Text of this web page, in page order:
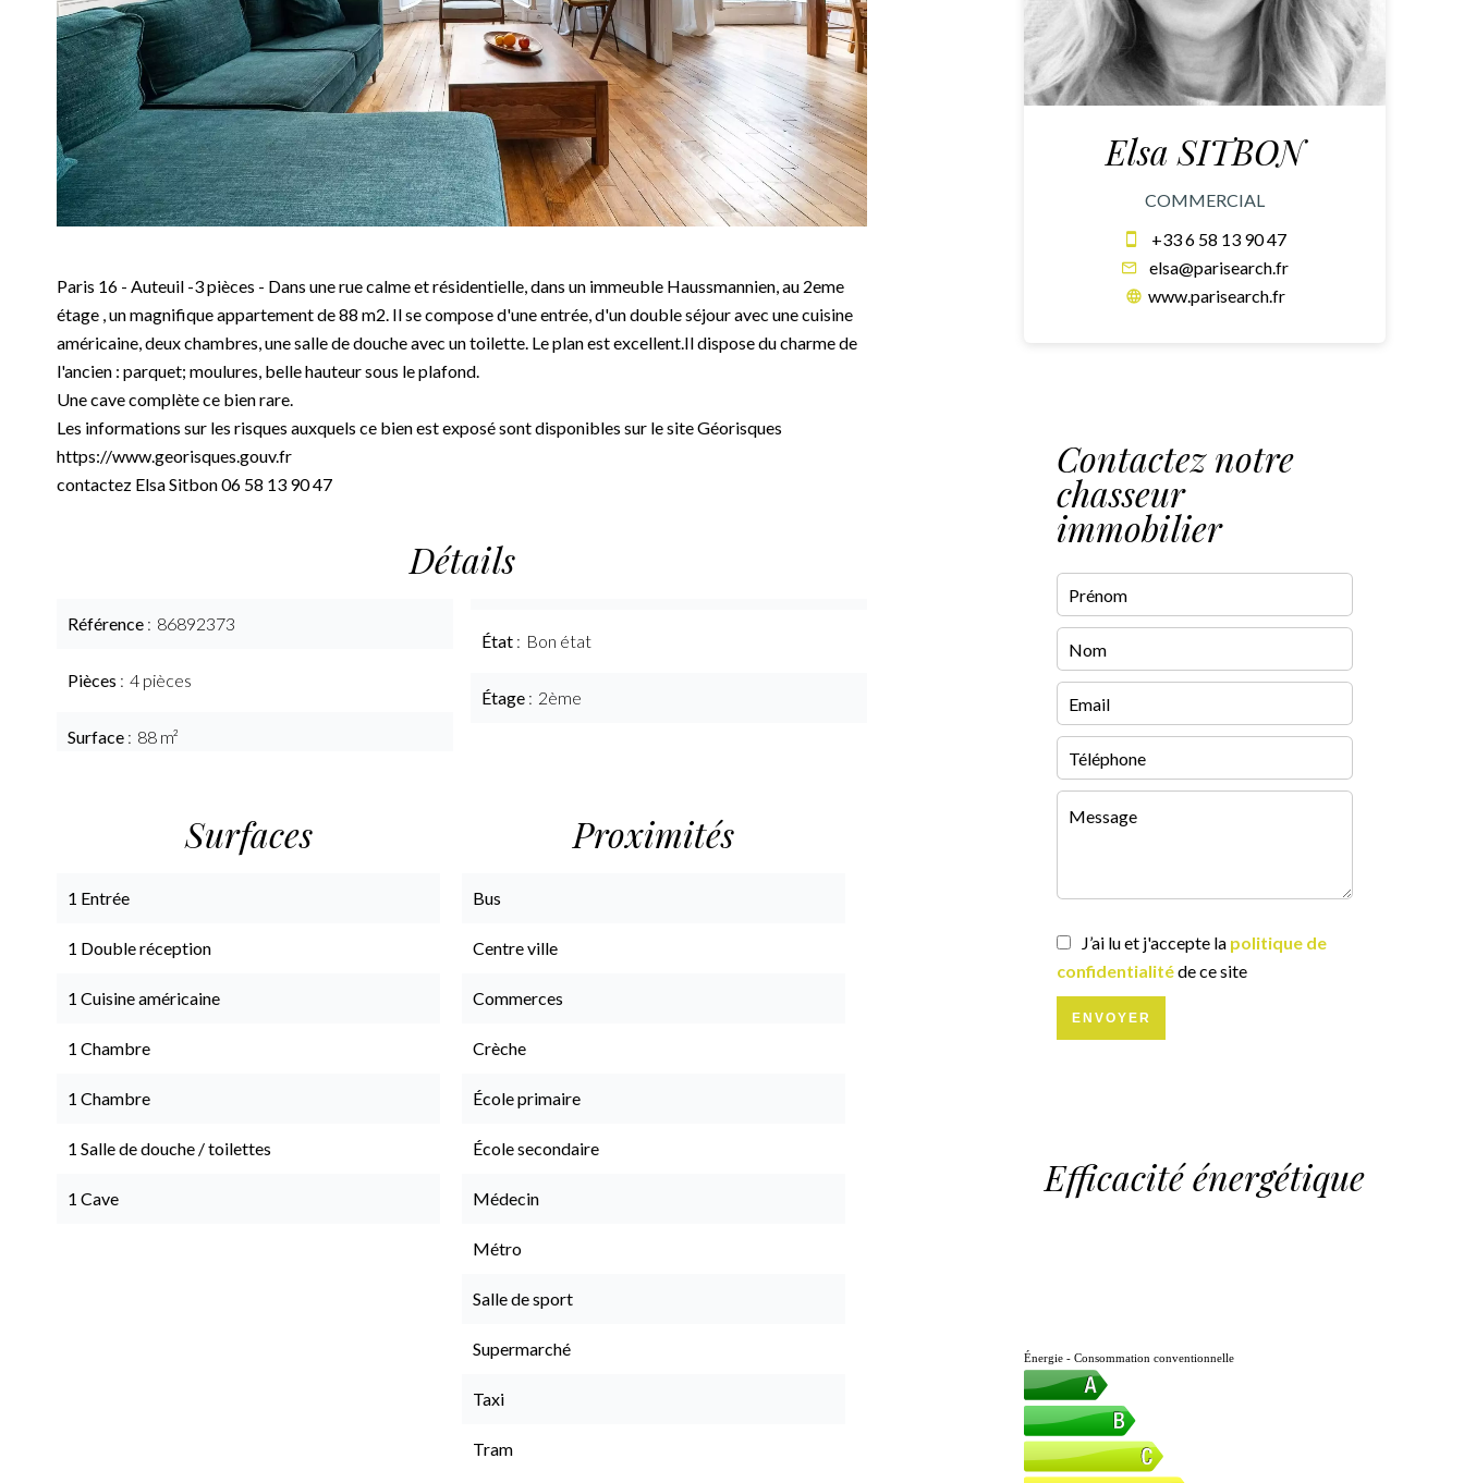
Paris 16 - Auteuil -3 pièces - Dans une rue calme et résidentielle, dans un immeuble Haussmannien, au 2eme
étage , un magnifique appartement de 88 m2. Il se compose d'une entrée, d'un double séjour avec une cuisine
américaine, deux chambres, une salle de douche avec un toilette. Le plan est excellent.Il dispose du charme de
l'ancien : parquet; moulures, belle hauteur sous le plafond.
Une cave complète ce bien rare.
Les informations sur les risques auxquels ce bien est exposé sont disponibles sur le site Géorisques
https://www.georisques.gouv.fr
contactez Elsa Sitbon 06 58 13 90 47
Détails
Référence 86892373
Pièces 4 pièces
Surface 88 m²
État Bon état
Étage 2ème
Surfaces
1 Entrée
1 Double réception
1 Cuisine américaine
1 Chambre
1 Chambre
1 Salle de douche / toilettes
1 Cave
Proximités
Bus
Centre ville
Commerces
Crèche
École primaire
École secondaire
Médecin
Métro
Salle de sport
Supermarché
Taxi
Tram
Elsa SITBON
COMMERCIAL
+33 6 58 13 90 47
elsa@parisearch.fr
www.parisearch.fr
Contactez notre
chasseur
immobilier
J’ai lu et j'accepte la politique de
confidentialitéde ce site
ENVOYER
Efficacité énergétique
Énergie - Consommation conventionnelle